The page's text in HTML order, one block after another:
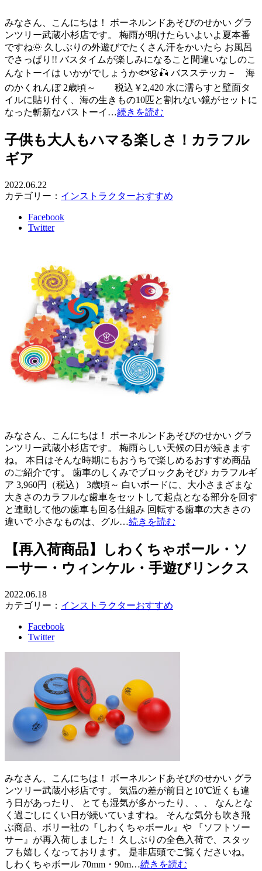
みなさん、こんにちは！ ボーネルンドあそびのせかい グラ
ンツリー武蔵小杉店です。 梅雨が明けたらいよいよ夏本番
ですね🌞 久しぶりの外遊びでたくさん汗をかいたら お風呂
でさっぱり!! バスタイムが楽しみになること間違いなしのこ
んなトーイは いかがでしょうか🐟👗🎣 バスステッカ－ 海
のかくれんぼ 2歳頃～ 税込￥2,420 水に濡らすと壁面タ
イルに貼り付く、海の生きもの10匹と割れない鏡がセットに
なった斬新なバストーイ…続きを読む
子供も大人もハマる楽しさ！カラフル
ギア
2022.06.22
カテゴリー： インストラクターおすすめ
Facebook
Twitter
みなさん、こんにちは！ ボーネルンドあそびのせかい グラ
ンツリー武蔵小杉店です。 梅雨らしい天候の日が続きます
ね。 本日はそんな時期にもおうちで楽しめるおすすめ商品
のご紹介です。 歯車のしくみでブロックあそび♪ カラフルギ
ア 3,960円（税込） 3歳頃～ 白いボードに、大小さまざまな
大きさのカラフルな歯車をセットして起点となる部分を回す
と連動して他の歯車も回る仕組み 回転する歯車の大きさの
違いで 小さなものは、グル…続きを読む
【再入荷商品】しわくちゃボール・ソ
ーサー・ウィンケル・手遊びリンクス
2022.06.18
カテゴリー： インストラクターおすすめ
Facebook
Twitter
みなさん、こんにちは！ ボーネルンドあそびのせかい グラ
ンツリー武蔵小杉店です。 気温の差が前日と10℃近くも違
う日があったり、 とても湿気が多かったり、、、 なんとな
く過ごしにくい日が続いていますね。 そんな気分も吹き飛
ぶ商品、ボリー社の『しわくちゃボール』や 『ソフトソー
サー』が再入荷しました！ 久しぶりの全色入荷で、スタッ
フも嬉しくなっております。 是非店頭でご覧くださいね。
しわくちゃボール 70mm・90m…続きを読む